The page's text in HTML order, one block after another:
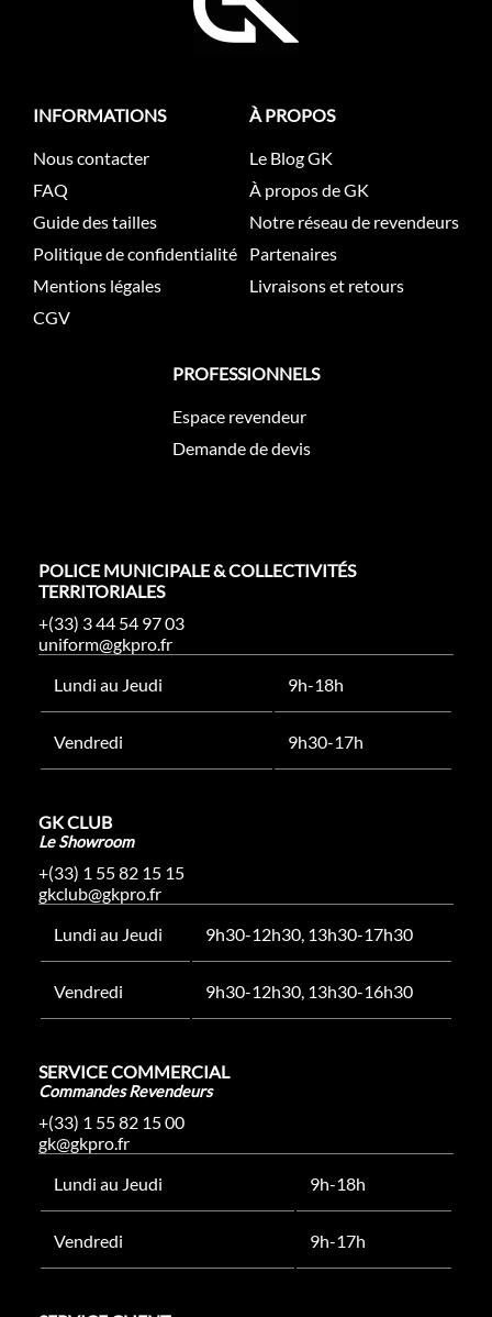
INFORMATIONS
Nous contacter
FAQ
Guide des tailles
Politique de confidentialité
Mentions légales
CGV
À PROPOS
Le Blog GK
À propos de GK
Notre réseau de revendeurs
Partenaires
Livraisons et retours
PROFESSIONNELS
Espace revendeur
Demande de devis
POLICE MUNICIPALE & COLLECTIVITÉS
TERRITORIALES
+(33) 3 44 54 97 03
uniform@gkpro.fr
Lundi au Jeudi
9h-18h
Vendredi 9h30-17h
GK CLUB
Le Showroom
+(33) 1 55 82 15 15
gkclub@gkpro.fr
Lundi au Jeudi
9h30-12h30, 13h30-17h30
Vendredi 9h30-12h30, 13h30-16h30
SERVICE COMMERCIAL
Commandes Revendeurs
+(33) 1 55 82 15 00
gk@gkpro.fr
Lundi au Jeudi
9h-18h
Vendredi 9h-17h